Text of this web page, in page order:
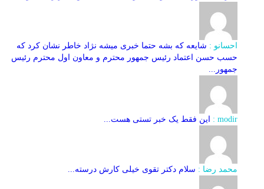
احسانو : شایعه که بشه حتما خبری میشه نژاد خاطر نشان کرد که
حسب حسن اعتماد رئیس جمهور محترم و معاون اول محترم رئیس
جمهور...
modir : این فقط یک خبر تستی هست...
محمد رضا : سلام دکتر تقوی خیلی کارش درسته...